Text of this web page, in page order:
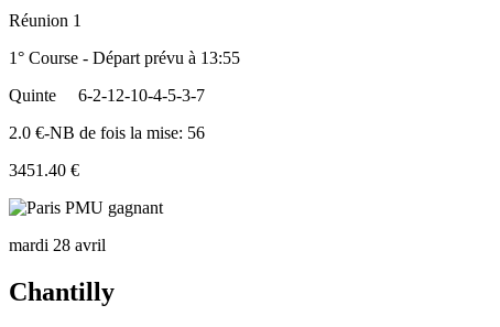
Réunion 1
1° Course - Départ prévu à 13:55
Quinte
6-2-12-10-4-5-3-7
2.0 €-NB de fois la mise: 56
3451.40 €
mardi 28 avril
Chantilly